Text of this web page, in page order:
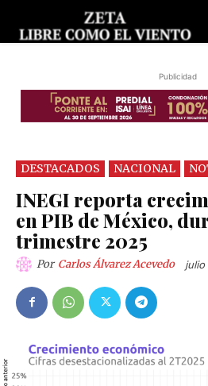
Publicidad
DESTACADOS NACIONAL
INEGI reporta
en PIB de México,
trimestre 2025
Por Carlos Álvarez Acevedo julio